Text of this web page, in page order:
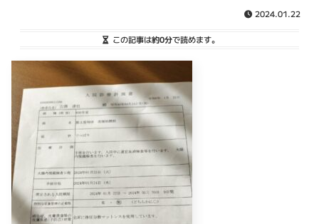
2024.01.22
この記事は約0分で読めます。